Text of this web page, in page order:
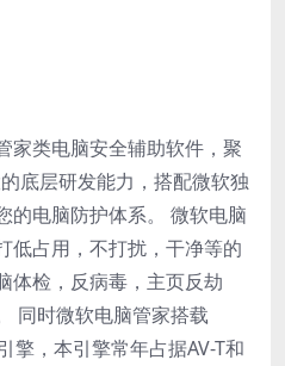
家类电脑安全辅助软件，聚
底层研发能力，搭配微软独
的电脑防护体系。 微软电脑
低占用，不打扰，干净等的
体检，反病毒，主页反劫
同时微软电脑管家搭载
，本引擎常年占据AV-T和